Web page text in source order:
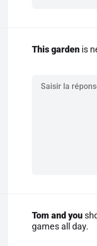
This garden is
Tom and you
games all day.